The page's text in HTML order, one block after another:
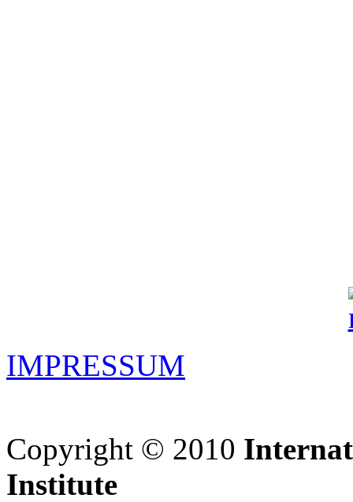
IMPRESSUM
Copyright © 2010
Institute